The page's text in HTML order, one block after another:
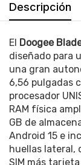
Descripción
El Doogee
diseñado para
una gran
6,56 pulgadas
procesador
RAM física
GB de
Android 15 e
huellas lateral,
SIM más